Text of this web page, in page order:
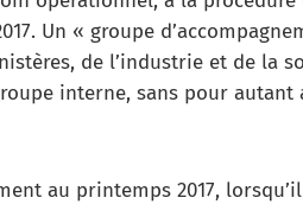
Un « groupe
de l’industrie et de la
interne, sans pour autant
au printemps 2017,